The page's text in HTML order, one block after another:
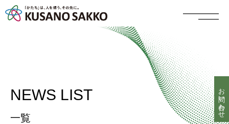
NEWS LIST
一覧
お問い合わせ